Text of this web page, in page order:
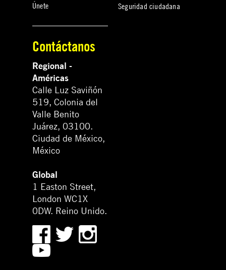
Únete
Seguridad ciudadana
Contáctanos
Regional -
Américas
Calle Luz Saviñón
519, Colonia del
Valle Benito
Juárez, 03100.
Ciudad de México,
México
Global
1 Easton Street,
London WC1X
0DW. Reino Unido.